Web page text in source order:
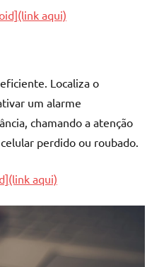
aqui)
Localiza o
um alarme
chamando a atenção
perdido ou roubado.
aqui)